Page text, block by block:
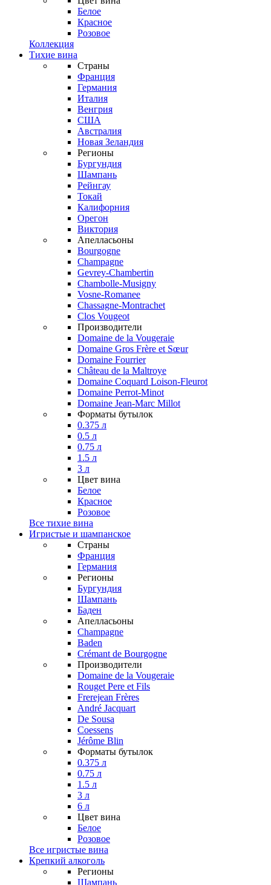
Белое
Красное
Розовое
Коллекция
Тихие вина
Страны
Франция
Германия
Италия
Венгрия
США
Австралия
Новая Зеландия
Регионы
Бургундия
Шампань
Рейнгау
Токай
Калифорния
Орегон
Виктория
Апелласьоны
Bourgogne
Champagne
Gevrey-Chambertin
Chambolle-Musigny
Vosne-Romanee
Chassagne-Montrachet
Clos Vougeot
Производители
Domaine de la Vougeraie
Domaine Gros Frère et Sœur
Domaine Fourrier
Château de la Maltroye
Domaine Coquard Loison-Fleurot
Domaine Perrot-Minot
Domaine Jean-Marc Millot
Форматы бутылок
0.375 л
0.5 л
0.75 л
1.5 л
3 л
Цвет вина
Белое
Красное
Розовое
Все тихие вина
Игристые и шампанское
Страны
Франция
Германия
Регионы
Бургундия
Шампань
Баден
Апелласьоны
Champagne
Baden
Crémant de Bourgogne
Производители
Domaine de la Vougeraie
Rouget Pere et Fils
Frerejean Frères
André Jacquart
De Sousa
Coessens
Jérôme Blin
Форматы бутылок
0.375 л
0.75 л
1.5 л
3 л
6 л
Цвет вина
Белое
Розовое
Все игристые вина
Крепкий алкоголь
Регионы
Шампань